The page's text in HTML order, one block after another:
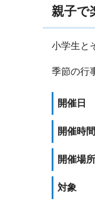
親子で
小学生と
季節の行
開催日
開催時間
開催場所
対象